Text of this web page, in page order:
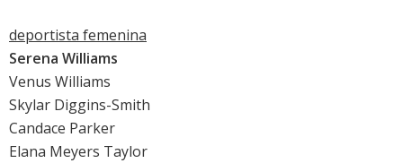
deportista femenina
Serena Williams
Venus Williams
Skylar Diggins-Smith
Candace Parker
Elana Meyers Taylor